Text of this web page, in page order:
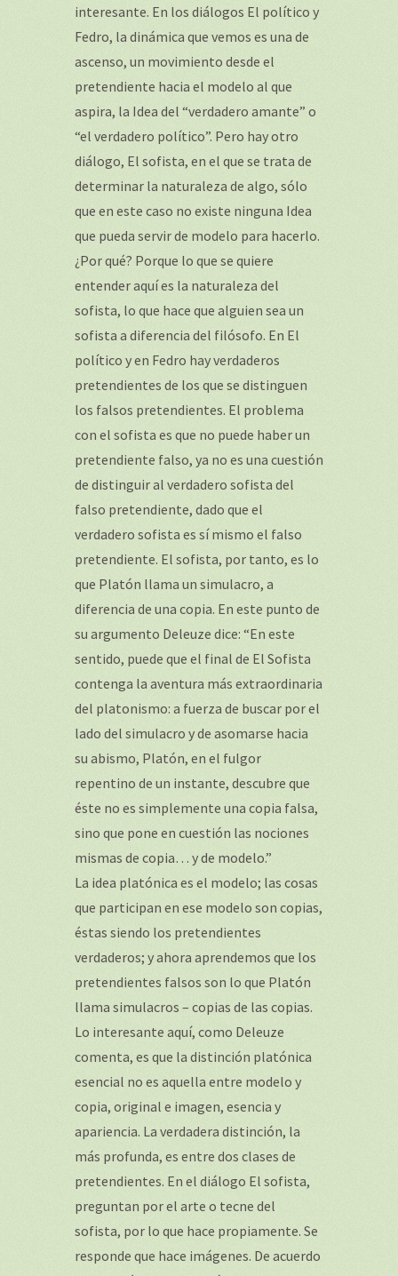
interesante. En los diálogos El político y
Fedro, la dinámica que vemos es una de
ascenso, un movimiento desde el
pretendiente hacia el modelo al que
aspira, la Idea del “verdadero amante” o
“el verdadero político”. Pero hay otro
diálogo, El sofista, en el que se trata de
determinar la naturaleza de algo, sólo
que en este caso no existe ninguna Idea
que pueda servir de modelo para hacerlo.
¿Por qué? Porque lo que se quiere
entender aquí es la naturaleza del
sofista, lo que hace que alguien sea un
sofista a diferencia del filósofo. En El
político y en Fedro hay verdaderos
pretendientes de los que se distinguen
los falsos pretendientes. El problema
con el sofista es que no puede haber un
pretendiente falso, ya no es una cuestión
de distinguir al verdadero sofista del
falso pretendiente, dado que el
verdadero sofista es sí mismo el falso
pretendiente. El sofista, por tanto, es lo
que Platón llama un simulacro, a
diferencia de una copia. En este punto de
su argumento Deleuze dice: “En este
sentido, puede que el final de El Sofista
contenga la aventura más extraordinaria
del platonismo: a fuerza de buscar por el
lado del simulacro y de asomarse hacia
su abismo, Platón, en el fulgor
repentino de un instante, descubre que
éste no es simplemente una copia falsa,
sino que pone en cuestión las nociones
mismas de copia… y de modelo.”
La idea platónica es el modelo; las cosas
que participan en ese modelo son copias,
éstas siendo los pretendientes
verdaderos; y ahora aprendemos que los
pretendientes falsos son lo que Platón
llama simulacros – copias de las copias.
Lo interesante aquí, como Deleuze
comenta, es que la distinción platónica
esencial no es aquella entre modelo y
copia, original e imagen, esencia y
apariencia. La verdadera distinción, la
más profunda, es entre dos clases de
pretendientes. En el diálogo El sofista,
preguntan por el arte o tecne del
sofista, por lo que hace propiamente. Se
responde que hace imágenes. De acuerdo